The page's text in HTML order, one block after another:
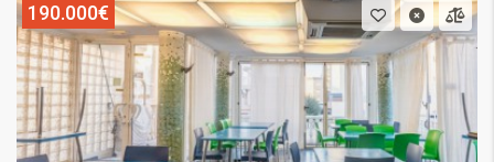
190.000€